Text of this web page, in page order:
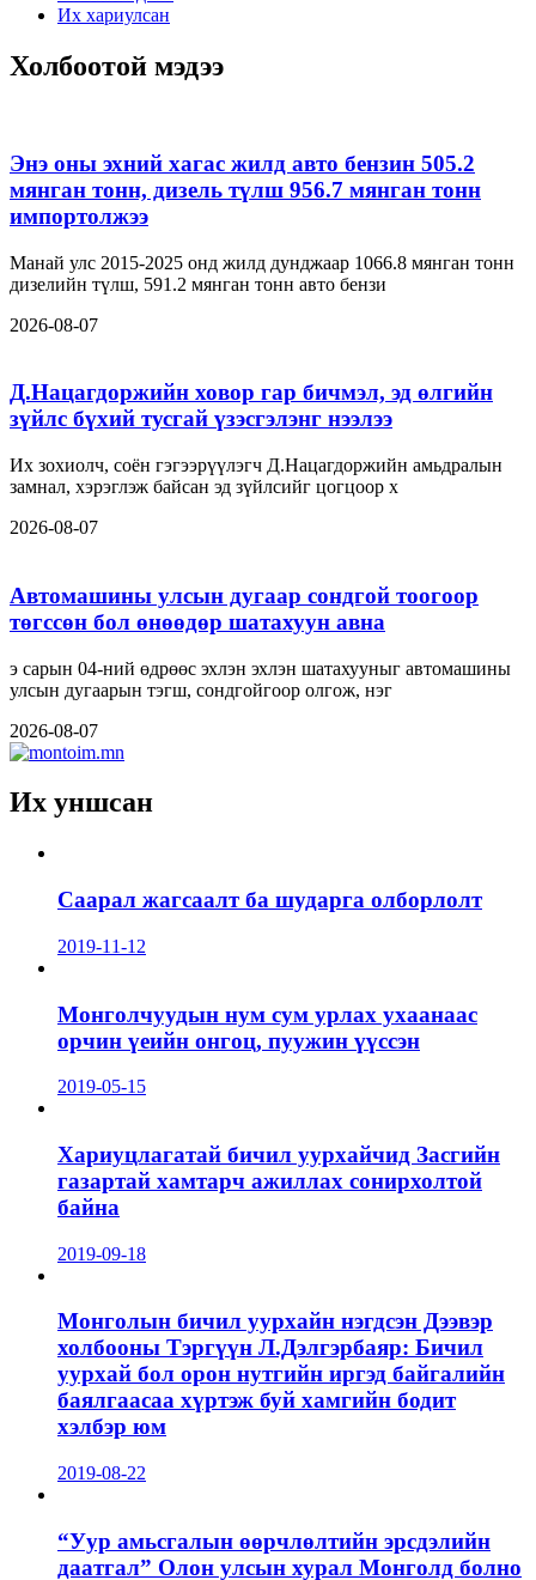
Их хариулсан
Холбоотой мэдээ
Энэ оны эхний хагас жилд авто бензин 505.2
мянган тонн, дизель түлш 956.7 мянган тонн
импортолжээ
Манай улс 2015-2025 онд жилд дунджаар 1066.8 мянган тонн
дизелийн түлш, 591.2 мянган тонн авто бензи
2026-08-07
Д.Нацагдоржийн ховор гар бичмэл, эд өлгийн
зүйлс бүхий тусгай үзэсгэлэнг нээлээ
Их зохиолч, соён гэгээрүүлэгч Д.Нацагдоржийн амьдралын
замнал, хэрэглэж байсан эд зүйлсийг цогцоор х
2026-08-07
Автомашины улсын дугаар сондгой тоогоор
төгссөн бол өнөөдөр шатахуун авна
э сарын 04-ний өдрөөс эхлэн эхлэн шатахууныг автомашины
улсын дугаарын тэгш, сондгойгоор олгож, нэг
2026-08-07
Их уншсан
Саарал жагсаалт ба шударга олборлолт
2019-11-12
Монголчуудын нум сум урлах ухаанаас
орчин үеийн онгоц, пуужин үүссэн
2019-05-15
Хариуцлагатай бичил уурхайчид Засгийн
газартай хамтарч ажиллах сонирхолтой
байна
2019-09-18
Монголын бичил уурхайн нэгдсэн Дээвэр
холбооны Тэргүүн Л.Дэлгэрбаяр: Бичил
уурхай бол орон нутгийн иргэд байгалийн
баялгаасаа хүртэж буй хамгийн бодит
хэлбэр юм
2019-08-22
“Уур амьсгалын өөрчлөлтийн эрсдэлийн
даатгал” Олон улсын хурал Монголд болно